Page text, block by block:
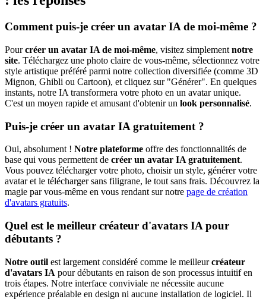
Comment puis-je créer un avatar IA de moi-même ?
Pourcréer un avatar IA de moi-même, visitez simplement notre
site. Téléchargez une photo claire de vous-même, sélectionnez votre
style artistique préféré parmi notre collection diversifiée (comme 3D
Mignon, Ghibli ou Cartoon), et cliquez sur "Générer". En quelques
instants, notre IA transformera votre photo en un avatar unique.
C'est un moyen rapide et amusant d'obtenir un look personnalisé.
Puis-je créer un avatar IA gratuitement ?
Oui, absolument ! Notre plateforme offre des fonctionnalités de
base qui vous permettent de créer un avatar IA gratuitement.
Vous pouvez télécharger votre photo, choisir un style, générer votre
avatar et le télécharger sans filigrane, le tout sans frais. Découvrez la
magie par vous-même en vous rendant sur notre page de création
d'avatars gratuits.
Quel est le meilleur créateur d'avatars IA pour
débutants ?
Notre outil est largement considéré comme le meilleurcréateur
d'avatars IA pour débutants en raison de son processus intuitif en
trois étapes. Notre interface conviviale ne nécessite aucune
expérience préalable en design ni aucune installation de logiciel. Il